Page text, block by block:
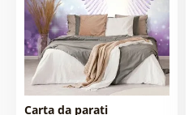
Carta da parati